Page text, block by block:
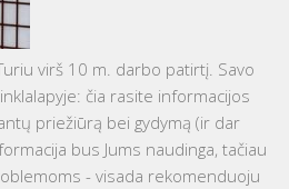
virš 10 m. darbo patirtį. Savo
čia rasite informacijos
priežiūrą bei gydymą (ir dar
bus Jums naudinga, tačiau
- visada rekomenduoju